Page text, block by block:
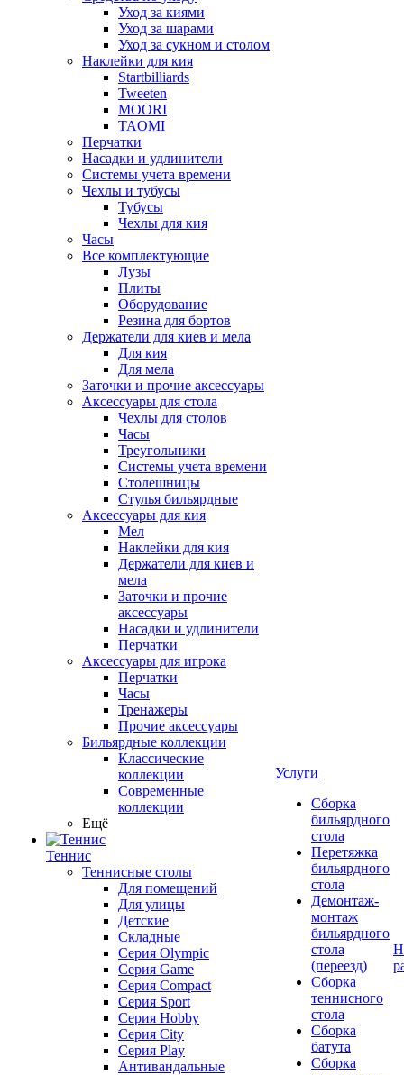
Уход за киями
Уход за шарами
Уход за сукном и столом
Наклейки для кия
Startbilliards
Tweeten
MOORI
TAOMI
Перчатки
Насадки и удлинители
Системы учета времени
Чехлы и тубусы
Тубусы
Чехлы для кия
Часы
Все комплектующие
Лузы
Плиты
Оборудование
Резина для бортов
Держатели для киев и мела
Для кия
Для мела
Заточки и прочие аксессуары
Аксессуары для стола
Чехлы для столов
Часы
Треугольники
Системы учета времени
Столешницы
Стулья бильярдные
Аксессуары для кия
Мел
Наклейки для кия
Держатели для киев и
мела
Заточки и прочие
аксессуары
Насадки и удлинители
Перчатки
Аксессуары для игрока
Перчатки
Часы
Тренажеры
Прочие аксессуары
Бильярдные коллекции
Классические
коллекции
Современные
коллекции
Ещё
Теннис
Теннисные столы
Для помещений
Для улицы
Детские
Складные
Серия Olympic
Серия Game
Серия Compact
Серия Sport
Серия Hobby
Серия City
Серия Play
Антивандальные
Услуги
Сборка
бильярдного
стола
Перетяжка
бильярдного
стола
Демонтаж-
монтаж
бильярдного
стола
(переезд)
Сборка
теннисного
стола
Сборка
батута
Сборка